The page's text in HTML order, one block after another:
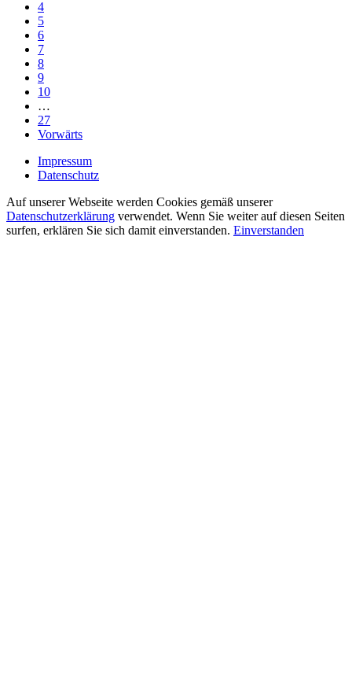
4
5
6
7
8
9
10
…
27
Vorwärts
Impressum
Datenschutz
Auf unserer Webseite werden Cookies gemäß unserer
Datenschutzerklärung verwendet. Wenn Sie weiter auf diesen Seiten
surfen, erklären Sie sich damit einverstanden. Einverstanden